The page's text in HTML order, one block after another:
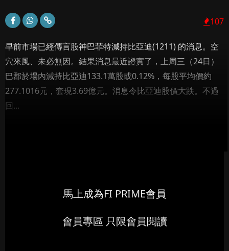
107
早前市場已經傳言股神巴菲特減持比亞迪(1211) 的消息。空
穴來風、未必無因。結果消息最近證實了，上周三（24日）
巴郡於場內減持比亞迪133.1萬股或0.12%，每股平均價約
277.1016元，套現3.69億元。消息令比亞迪股價大跌。不過
回...
馬上成為FI PRIME會員
會員專區 只限會員閱讀